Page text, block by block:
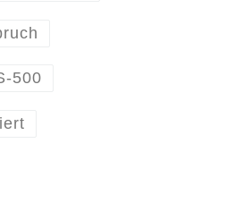
500